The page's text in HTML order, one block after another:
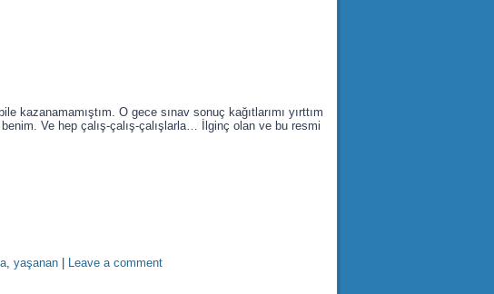
kazanamamıştım. O gece sınav sonuç kağıtlarımı yırttım
Ve hep çalış-çalış-çalışlarla… İlginç olan ve bu resmi
, yaşanan Leave a comment